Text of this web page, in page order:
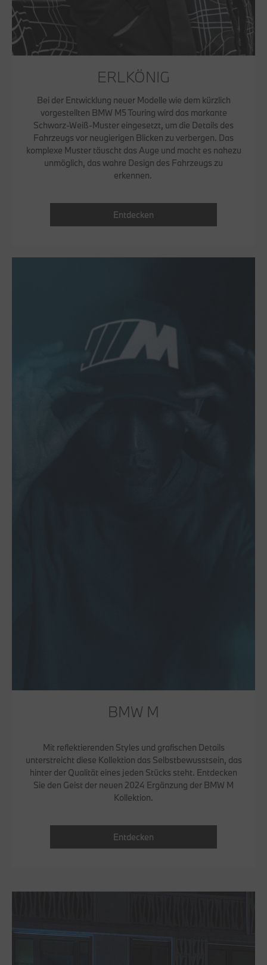
ERLKÖNIG
Bei der Entwicklung neuer Modelle wie dem kürzlich
vorgestellten BMW M5 Touring wird das markante
Schwarz-Weiß-Muster eingesetzt, um die Details des
Fahrzeugs vor neugierigen Blicken zu verbergen. Das
komplexe Muster täuscht das Auge und macht es nahezu
unmöglich, das wahre Design des Fahrzeugs zu
erkennen.
Entdecken
BMW M
Mit reflektierenden Styles und grafischen Details
unterstreicht diese Kollektion das Selbstbewusstsein, das
hinter der Qualität eines jeden Stücks steht. Entdecken
Sie den Geist der neuen 2024 Ergänzung der BMW M
Kollektion.
Entdecken